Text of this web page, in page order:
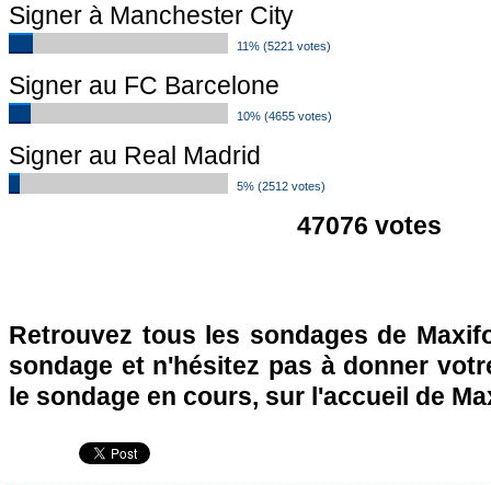
Signer à Manchester City
11% (5221 votes)
Signer au FC Barcelone
10% (4655 votes)
Signer au Real Madrid
5% (2512 votes)
47076 votes
Retrouvez tous les sondages de
sondage et n'hésitez pas à donner
le sondage en cours, sur l'accueil de